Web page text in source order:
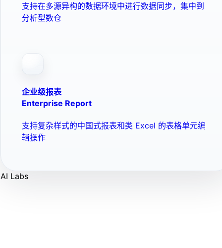
支持在多源异构的数据环境中进行数据同步，集中到
分析型数仓
企业级报表
Enterprise Report
支持复杂样式的中国式报表和类 Excel 的表格单元编
辑操作
AI Labs